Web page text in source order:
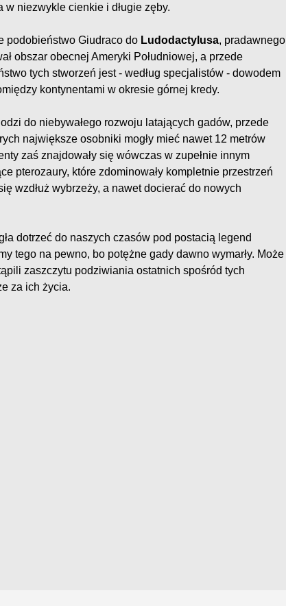
w niezwykle cienkie i długie zęby.
podobieństwo Giudraco do Ludodactylusa, pradawnego
obszar obecnej Ameryki Południowej, a przede
tych stworzeń jest - według specjalistów - dowodem
kontynentami w okresie górnej kredy.
do niebywałego rozwoju latających gadów, przede
największe osobniki mogły mieć nawet 12 metrów
zaś znajdowały się wówczas w zupełnie innym
pterozaury, które zdominowały kompletnie przestrzeń
wzdłuż wybrzeży, a nawet docierać do nowych
dotrzeć do naszych czasów pod postacią legend
tego na pewno, bo potężne gady dawno wymarły. Może
zaszczytu podziwiania ostatnich spośród tych
za ich życia.